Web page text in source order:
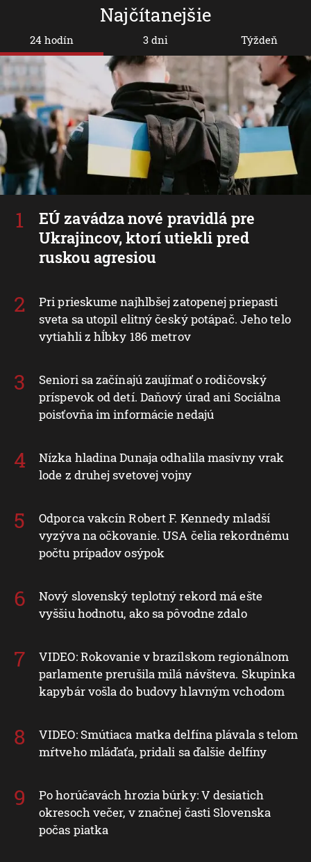
Najčítanejšie
24 hodín
EÚ zavádza nové pravidlá pre
Ukrajincov, ktorí utiekli pred
ruskou agresiou
Pri prieskume najhlbšej zatopenej priepasti
sveta sa utopil elitný český potápač. Jeho telo
vytiahli z hĺbky 186 metrov
Seniori sa začínajú zaujímať o rodičovský
príspevok od detí. Daňový úrad ani Sociálna
poisťovňa im informácie nedajú
Nízka hladina Dunaja odhalila masívny vrak
lode z druhej svetovej vojny
Odporca vakcín Robert F. Kennedy mladší
vyzýva na očkovanie. USA čelia rekordnému
počtu prípadov osýpok
Nový slovenský teplotný rekord má ešte
vyššiu hodnotu, ako sa pôvodne zdalo
VIDEO: Rokovanie v brazílskom regionálnom
parlamente prerušila milá návšteva. Skupinka
kapybár vošla do budovy hlavným vchodom
VIDEO: Smútiaca matka delfína plávala s telom
mŕtveho mláďaťa, pridali sa ďalšie delfíny
Po horúčavách hrozia búrky: V desiatich
okresoch večer, v značnej časti Slovenska
počas piatka
3 dni Týždeň